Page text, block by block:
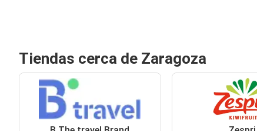
Tiendas cerca de Zaragoza